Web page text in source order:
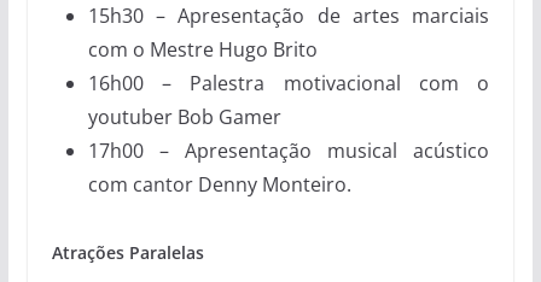
15h30 – Apresentação de artes marciais
com o Mestre Hugo Brito
16h00 – Palestra motivacional com o
youtuber Bob Gamer
17h00 – Apresentação musical acústico
com cantor Denny Monteiro.
Atrações Paralelas